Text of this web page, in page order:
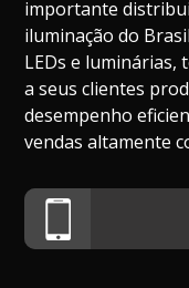
importante
iluminação do
LEDs e luminárias,
a seus clientes
desempenho
vendas altamente